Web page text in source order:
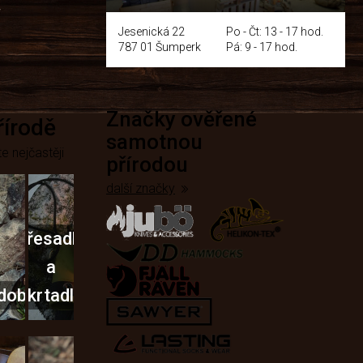
Jesenická 22
787 01 Šumperk
Po - Čt: 13 - 17 hod.
Pá: 9 - 17 hod.
nejčastěji
Křesadla
a
škrtadla
Značky ověřené
samotnou
přírodou
další značky